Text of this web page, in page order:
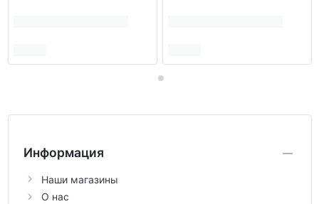
Информация
Наши магазины
О нас